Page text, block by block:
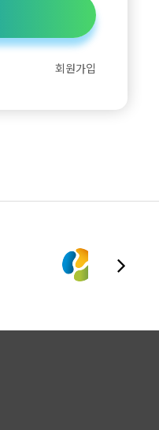
회원가입